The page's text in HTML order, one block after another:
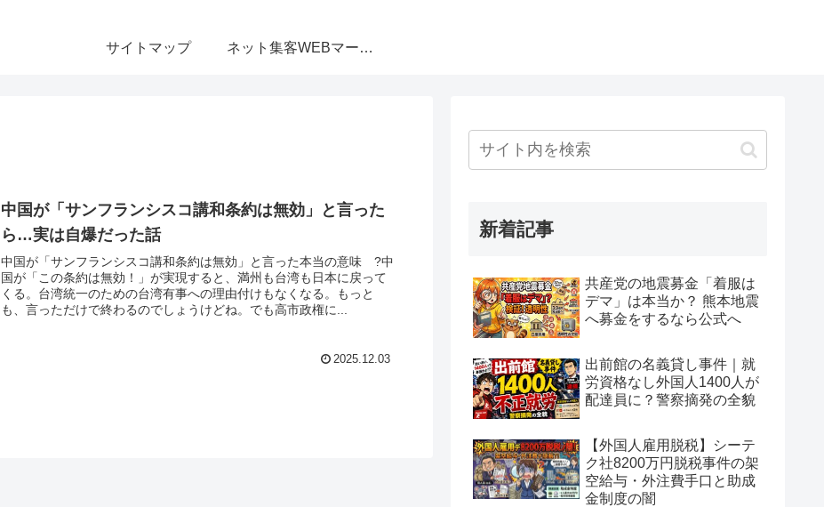
サイトマップ ネット集客WEBマーケティング無料相談室
中国が「サンフランシスコ講和条約は無効」と言った
ら…実は自爆だった話
中国が「サンフランシスコ講和条約は無効」と言った本当の意味 ?中
国が「この条約は無効！」が実現すると、満州も台湾も日本に戻って
くる。台湾統一のための台湾有事への理由付けもなくなる。もっと
も、言っただけで終わるのでしょうけどね。でも高市政権に...
2025.12.03
新着記事
共産党の地震募金「着服は
デマ」は本当か？ 熊本地震
へ募金をするなら公式へ
出前館の名義貸し事件｜就
労資格なし外国人1400人が
配達員に？警察摘発の全貌
【外国人雇用脱税】シーテ
ク社8200万円脱税事件の架
空給与・外注費手口と助成
金制度の闇